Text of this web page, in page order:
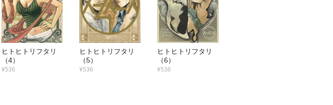
ヒトヒトリフタリ
（4）
¥536
ヒトヒトリフタリ
（5）
¥536
ヒトヒトリフタリ
（6）
¥536